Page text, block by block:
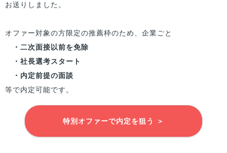
お送りしました。
オファー対象の方限定の推薦枠のため、企業ごと
・二次面接以前を免除
・社長選考スタート
・内定前提の面談
等で内定可能です。
特別オファーで内定を狙う ＞